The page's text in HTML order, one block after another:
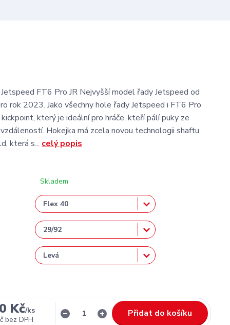
FT6 Pro JR Nejvyšší model řady Jetspeed od
rok 2023. Jako všechny hole řady Jetspeed i FT6 Pro
kickpoint, který je ideální pro hráče, kteří pálí puky ze
Hokejka má zcela novou technologii shaftu
která s... celý popis
Skladem
Kč/ks
bez DPH
Přidat do košíku